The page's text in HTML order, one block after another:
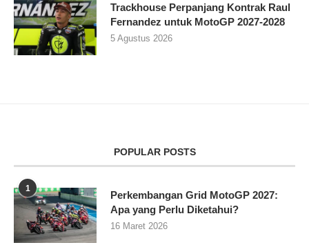
Trackhouse Perpanjang Kontrak Raul
Fernandez untuk MotoGP 2027-2028
5 Agustus 2026
POPULAR POSTS
1
Perkembangan Grid MotoGP 2027:
Apa yang Perlu Diketahui?
16 Maret 2026